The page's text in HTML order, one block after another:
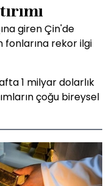
giren Çin'de
fonlarına rekor ilgi
1 milyar dolarlık
çoğu bireysel